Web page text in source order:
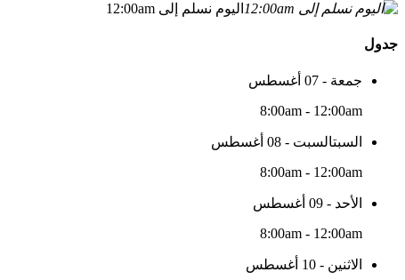
اليوم نسلم إلى 12:00am
جدول
جمعة - 07 أغسطس
8:00am - 12:00am
السبتالسبت - 08 أغسطس
8:00am - 12:00am
الأحد - 09 أغسطس
8:00am - 12:00am
الاثنين - 10 أغسطس